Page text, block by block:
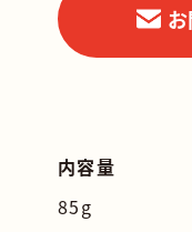
内容量
85g